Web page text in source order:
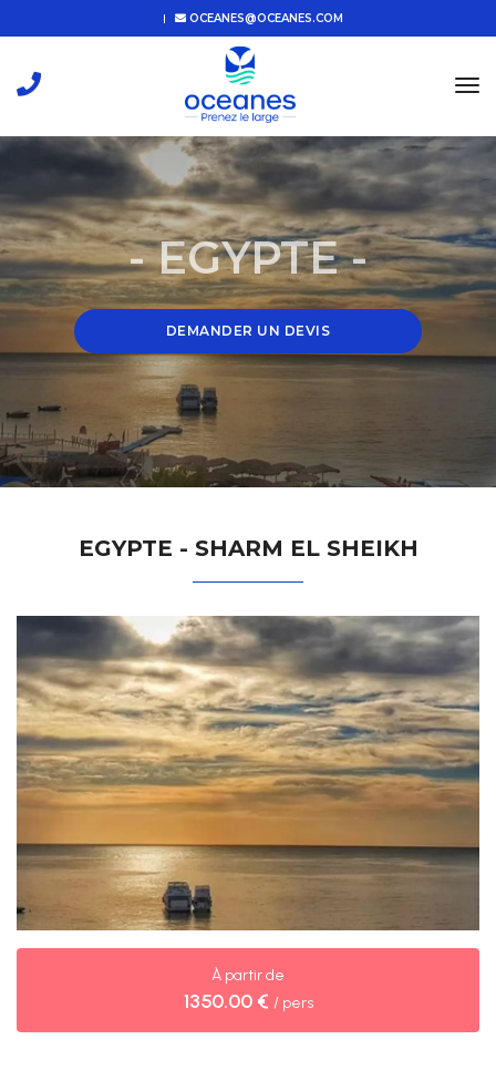
OCEANES@OCEANES.COM
- EGYPTE -
DEMANDER UN DEVIS
EGYPTE - SHARM EL SHEIKH
À partir de
1350.00 € / pers